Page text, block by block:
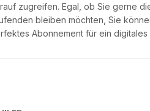
zugreifen. Egal, ob Sie gerne
bleiben möchten, Sie
Abonnement für ein digitales